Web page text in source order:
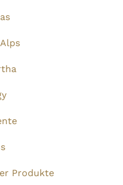
Produkte